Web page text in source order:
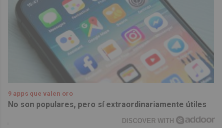
9 apps que valen oro
No son populares, pero sí extraordinariamente útiles
DISCOVER WITH